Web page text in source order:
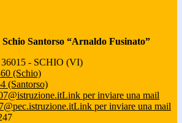
Santorso “Arnaldo Fusinato”
- SCHIO (VI)
(Schio)
(Santorso)
Link per inviare una mail
Link per inviare una mail